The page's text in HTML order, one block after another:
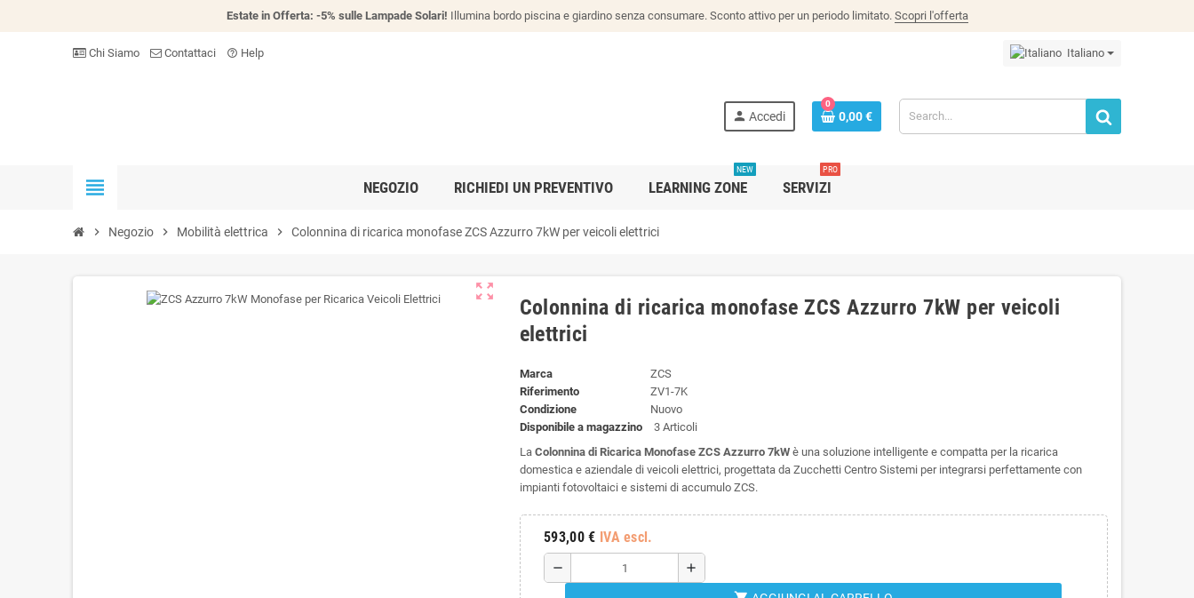
Estate in Offerta: -5% sulle Lampade Solari! Illumina bordo piscina e giardino senza consumare. Sconto attivo per un periodo limitato. Scopri l'offerta
Chi Siamo Contattaci help_outline Help Italiano
person Accedi
0
0,00 €
view_headline NEGOZIO RICHIEDI UN PREVENTIVO LEARNING ZONE
NEW
SERVIZI
PRO
chevron_right Negozio chevron_right Mobilità elettrica chevron_right Colonnina di ricarica monofase ZCS Azzurro 7kW per veicoli elettrici
zoom_out_map
Colonnina di ricarica monofase ZCS Azzurro 7kW per veicoli
elettrici
Marca
ZCS
Riferimento
ZV1-7K
Condizione
Nuovo
Disponibile a magazzino
3 Articoli
La Colonnina di Ricarica Monofase ZCS Azzurro 7kWè una soluzione intelligente e compatta per la ricarica
domestica e aziendale di veicoli elettrici, progettata da Zucchetti Centro Sistemi per integrarsi perfettamente con
impianti fotovoltaici e sistemi di accumulo ZCS.
593,00 € IVA escl.
remove add